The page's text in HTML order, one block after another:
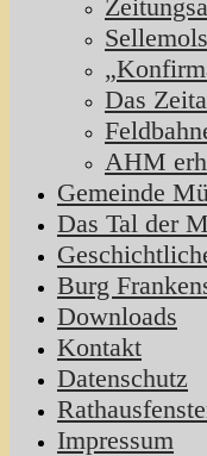
Sellemols
Das
AHM
Gemeinde
Das Tal der
Burg
Downloads
Kontakt
Datenschutz
Impressum